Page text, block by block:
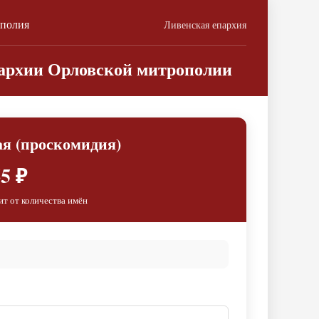
Ливенская епархия
Орловской митрополии
(проскомидия)
₽
от количества имён